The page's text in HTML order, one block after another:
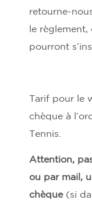
retourne-
le règlement,
pourront
Tarif pour le
chèque à
Tennis.
Attention,
ou par mail,
chèque(si